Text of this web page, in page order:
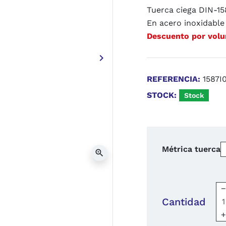
Siguiente
keyboard_arrow_right
zoom_in
Tuerca ciega DIN-
En acero
Descuento por
REFERENCIA:
STOCK:
Stock
Métrica tuerca
Cantidad
−
+